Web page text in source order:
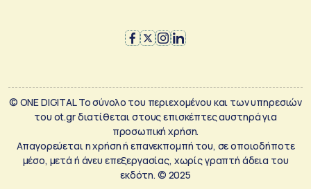
© ONE DIGITAL Το σύνολο του περιεχομένου και των υπηρεσιών
του ot.gr διατίθεται στους επισκέπτες αυστηρά για
προσωπική χρήση.
Απαγορεύεται η χρήση ή επανεκπομπή του, σε οποιοδήποτε
μέσο, μετά ή άνευ επεξεργασίας, χωρίς γραπτή άδεια του
εκδότη. © 2025